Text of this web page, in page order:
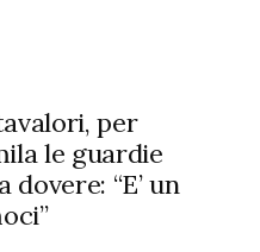
per
le guardie
“E’ un